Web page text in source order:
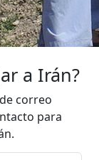
a Irán?
correo
para